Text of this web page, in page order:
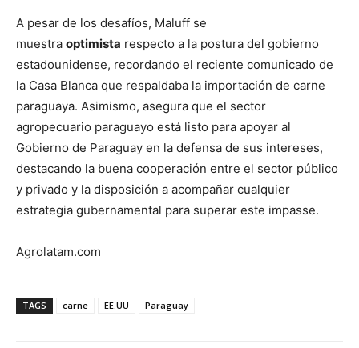
A pesar de los desafíos, Maluff se
muestra optimista respecto a la postura del gobierno
estadounidense, recordando el reciente comunicado de
la Casa Blanca que respaldaba la importación de carne
paraguaya. Asimismo, asegura que el sector
agropecuario paraguayo está listo para apoyar al
Gobierno de Paraguay en la defensa de sus intereses,
destacando la buena cooperación entre el sector público
y privado y la disposición a acompañar cualquier
estrategia gubernamental para superar este impasse.
Agrolatam.com
TAGS carne EE.UU Paraguay